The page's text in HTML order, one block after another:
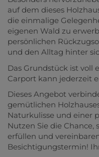
auf dem dieses
die einmalige
eigenen Wald zu
persönlichen
und den Alltag hinter
Das Grundstück ist voll
Carport kann jederzeit
Dieses Angebot
gemütlichen
Naturkulisse und einer
Nutzen Sie die Chance,
erfüllen und
Besichtigungstermin!